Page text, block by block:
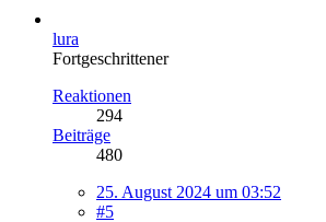
lura
Fortgeschrittener
Reaktionen
294
Beiträge
480
25. August 2024 um 03:52
#5